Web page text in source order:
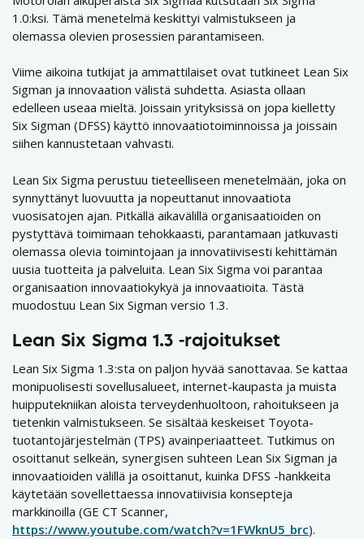
1.0:ksi. Tämä menetelmä keskittyi valmistukseen ja
olemassa olevien prosessien parantamiseen.
Viime aikoina tutkijat ja ammattilaiset ovat tutkineet Lean Six
Sigman ja innovaation välistä suhdetta. Asiasta ollaan
edelleen useaa mieltä. Joissain yrityksissä on jopa kielletty
Six Sigman (DFSS) käyttö innovaatiotoiminnoissa ja joissain
siihen kannustetaan vahvasti.
Lean Six Sigma perustuu tieteelliseen menetelmään, joka on
synnyttänyt luovuutta ja nopeuttanut innovaatiota
vuosisatojen ajan. Pitkällä aikavälillä organisaatioiden on
pystyttävä toimimaan tehokkaasti, parantamaan jatkuvasti
olemassa olevia toimintojaan ja innovatiivisesti kehittämän
uusia tuotteita ja palveluita. Lean Six Sigma voi parantaa
organisaation innovaatiokykyä ja innovaatioita. Tästä
muodostuu Lean Six Sigman versio 1.3.
Lean Six Sigma 1.3 -rajoitukset
Lean Six Sigma 1.3:sta on paljon hyvää sanottavaa. Se kattaa
monipuolisesti sovellusalueet, internet-kaupasta ja muista
huipputekniikan aloista terveydenhuoltoon, rahoitukseen ja
tietenkin valmistukseen. Se sisältää keskeiset Toyota-
tuotantojärjestelmän (TPS) avainperiaatteet. Tutkimus on
osoittanut selkeän, synergisen suhteen Lean Six Sigman ja
innovaatioiden välillä ja osoittanut, kuinka DFSS -hankkeita
käytetään sovellettaessa innovatiivisia konsepteja
markkinoilla (GE CT Scanner,
https://www.youtube.com/watch?v=1FWknU5_brc).